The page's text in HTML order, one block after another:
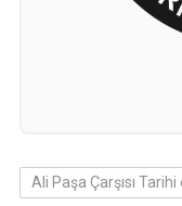
Ali Paşa Çarşısı